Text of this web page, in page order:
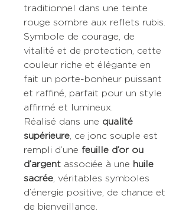
traditionnel dans une teinte
rouge sombre aux reflets rubis.
Symbole de courage, de
vitalité et de protection, cette
couleur riche et élégante en
fait un porte-bonheur puissant
et raffiné, parfait pour un style
affirmé et lumineux.
Réalisé dans une qualité
supérieure , ce jonc souple est
rempli d’une feuille d’or ou
d’argent associée à une huile
sacrée , véritables symboles
d’énergie positive, de chance et
de bienveillance.